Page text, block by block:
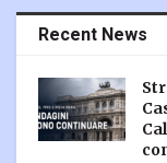
Recent News